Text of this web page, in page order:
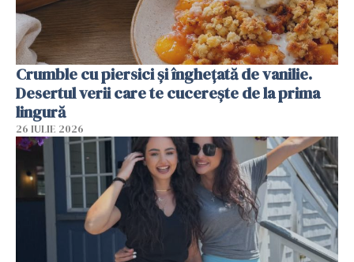
Crumble cu piersici și înghețată de vanilie.
Desertul verii care te cucerește de la prima
lingură
26 IULIE 2026